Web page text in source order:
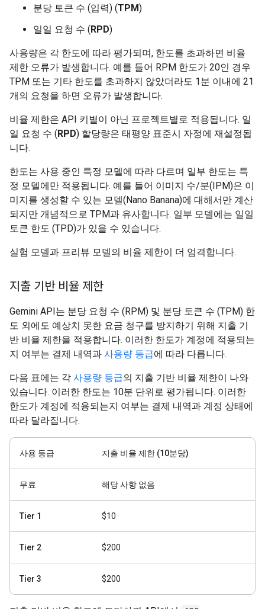
분당 토큰 수 (입력) (TPM)
일일 요청 수 (RPD)
사용량은 각 한도에 따라 평가되며, 한도를 초과하면 비율
제한 오류가 발생합니다. 예를 들어 RPM 한도가 20인 경우
TPM 또는 기타 한도를 초과하지 않았더라도 1분 이내에 21
개의 요청을 하면 오류가 발생합니다.
비율 제한은 API 키별이 아닌 프로젝트별로 적용됩니다. 일
일 요청 수 (RPD) 할당량은 태평양 표준시 자정에 재설정됩
니다.
한도는 사용 중인 특정 모델에 따라 다르며 일부 한도는 특
정 모델에만 적용됩니다. 예를 들어 이미지 수/분(IPM)은 이
미지를 생성할 수 있는 모델(Nano Banana)에 대해서만 계산
되지만 개념적으로 TPM과 유사합니다. 일부 모델에는 일일
토큰 한도 (TPD)가 있을 수 있습니다.
실험 모델과 프리뷰 모델의 비율 제한이 더 엄격합니다.
지출 기반 비율 제한
Gemini API는 분당 요청 수 (RPM) 및 분당 토큰 수 (TPM) 한
도 외에도 예상치 못한 요금 청구를 방지하기 위해 지출 기
반 비율 제한을 적용합니다. 이러한 한도가 계정에 적용되는
지 여부는 결제 내역과 사용량 등급에 따라 다릅니다.
다음 표에는 각 사용량 등급의 지출 기반 비율 제한이 나와
있습니다. 이러한 한도는 10분 단위로 평가됩니다. 이러한
한도가 계정에 적용되는지 여부는 결제 내역과 계정 상태에
따라 달라집니다.
사용 등급 지출 비율 제한 (10분당)
무료 해당 사항 없음
Tier 1 $10
Tier 2 $200
Tier 3 $200